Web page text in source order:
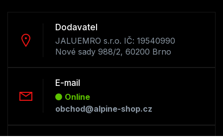
Dodavatel
JALUEMRO s.r.o. IČ: 19540990
Nové sady 988/2, 60200 Brno
E-mail
Online
obchod@alpine-shop.cz